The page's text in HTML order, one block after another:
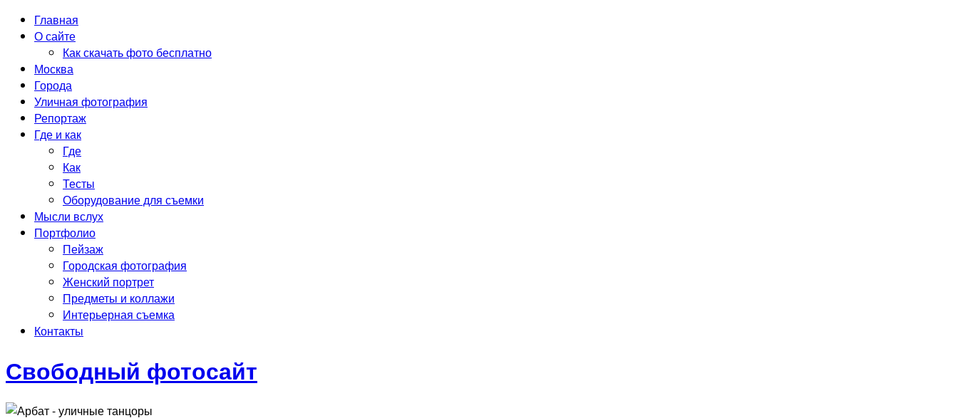
Главная
О сайте
Как скачать фото бесплатно
Москва
Города
Уличная фотография
Репортаж
Где и как
Где
Как
Тесты
Оборудование для съемки
Мысли вслух
Портфолио
Пейзаж
Городская фотография
Женский портрет
Предметы и коллажи
Интерьерная съемка
Контакты
Свободный фотосайт